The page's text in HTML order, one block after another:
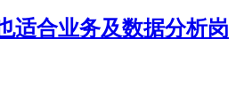
适合业务及数据分析岗